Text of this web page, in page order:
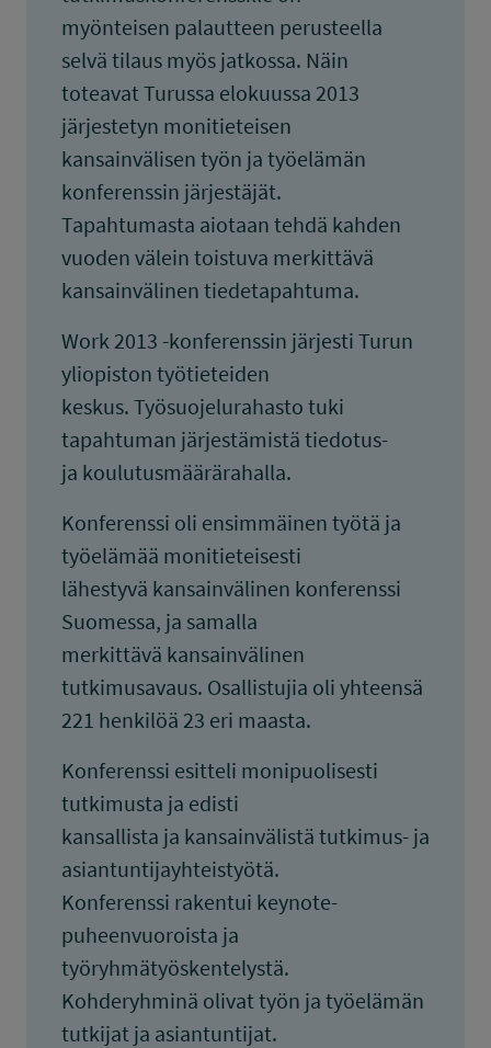
myönteisen palautteen perusteella
selvä tilaus myös jatkossa. Näin
toteavat Turussa elokuussa 2013
järjestetyn monitieteisen
kansainvälisen työn ja työelämän
konferenssin järjestäjät.
Tapahtumasta aiotaan tehdä kahden
vuoden välein toistuva merkittävä
kansainvälinen tiedetapahtuma.
Work 2013 -konferenssin järjesti Turun
yliopiston työtieteiden
keskus. Työsuojelurahasto tuki
tapahtuman järjestämistä tiedotus-
ja koulutusmäärärahalla.
Konferenssi oli ensimmäinen työtä ja
työelämää monitieteisesti
lähestyvä kansainvälinen konferenssi
Suomessa, ja samalla
merkittävä kansainvälinen
tutkimusavaus. Osallistujia oli yhteensä
221 henkilöä 23 eri maasta.
Konferenssi esitteli monipuolisesti
tutkimusta ja edisti
kansallista ja kansainvälistä tutkimus- ja
asiantuntijayhteistyötä.
Konferenssi rakentui keynote-
puheenvuoroista ja
työryhmätyöskentelystä.
Kohderyhminä olivat työn ja työelämän
tutkijat ja asiantuntijat.